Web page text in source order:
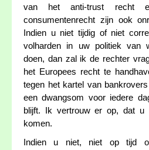
van het anti-trust recht
consumentenrecht zijn ook
Indien u niet tijdig of niet
volharden in uw politiek van
doen, dan zal ik de rechter
het Europees recht te
tegen het kartel van
een dwangsom voor iedere
blijft. Ik vertrouw er op, dat u
komen.
Indien u niet, niet op tijd